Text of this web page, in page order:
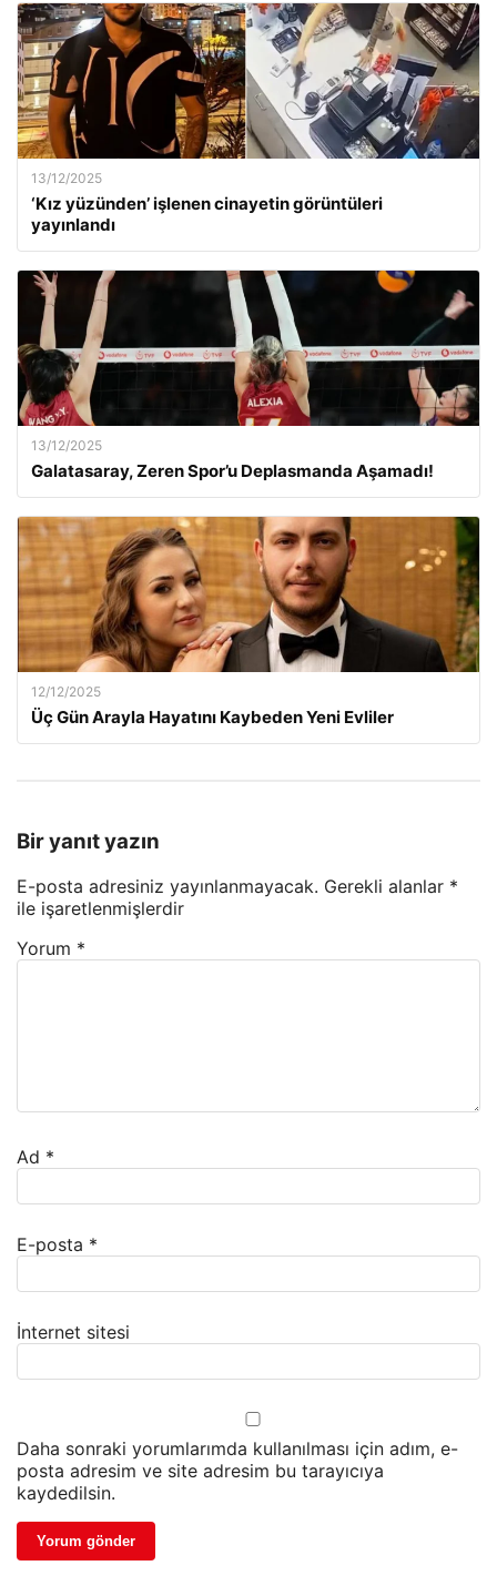
13/12/2025
‘Kız yüzünden’ işlenen cinayetin görüntüleri
yayınlandı
13/12/2025
Galatasaray, Zeren Spor’u Deplasmanda Aşamadı!
12/12/2025
Üç Gün Arayla Hayatını Kaybeden Yeni Evliler
Bir yanıt yazın
E-posta adresiniz yayınlanmayacak. Gerekli alanlar *
ile işaretlenmişlerdir
Yorum *
Ad *
E-posta *
İnternet sitesi
Daha sonraki yorumlarımda kullanılması için adım, e-
posta adresim ve site adresim bu tarayıcıya
kaydedilsin.